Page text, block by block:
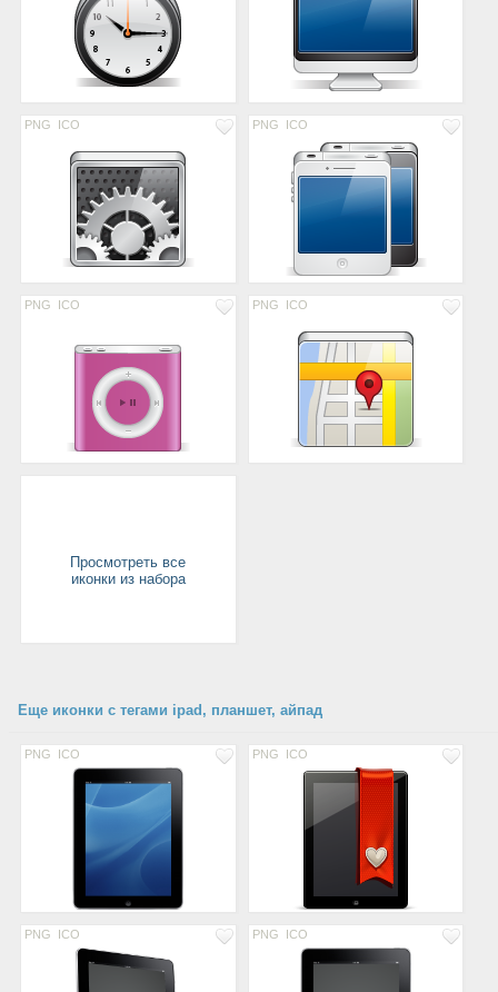
PNG ICO PNG ICO
PNG ICO PNG ICO
Просмотреть все
иконки из набора
Еще иконки с тегами ipad, планшет, айпад
PNG ICO PNG ICO
PNG ICO PNG ICO